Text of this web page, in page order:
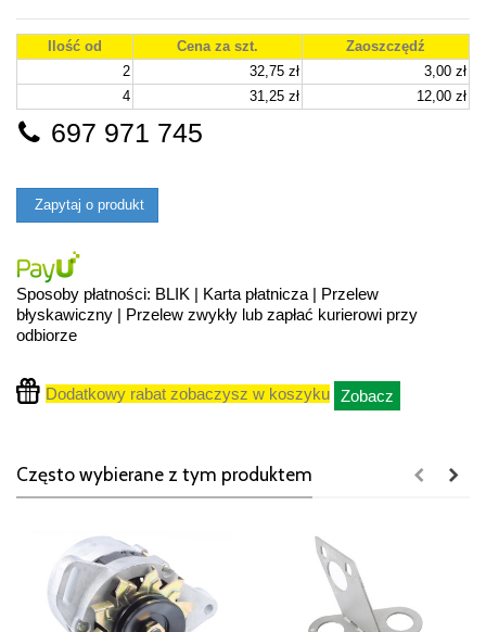
Ilość od Cena za szt.
Zaoszczędź
2
32,75 zł
3,00 zł
4
31,25 zł 12,00 zł
697 971 745
Zapytaj o produkt
Sposoby płatności: BLIK | Karta płatnicza | Przelew
błyskawiczny | Przelew zwykły lub zapłać kurierowi przy
odbiorze
Dodatkowy rabat zobaczysz w koszyku Zobacz
Często wybierane z tym produktem